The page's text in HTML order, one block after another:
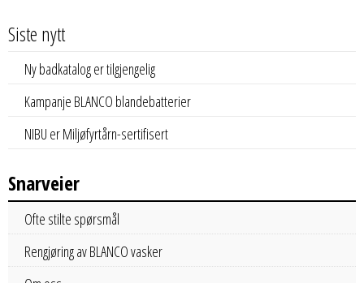
Siste nytt
Ny badkatalog er tilgjengelig
Kampanje BLANCO blandebatterier
NIBU er Miljøfyrtårn-sertifisert
Snarveier
Ofte stilte spørsmål
Rengjøring av BLANCO vasker